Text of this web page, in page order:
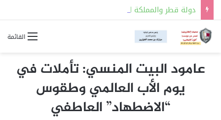
القائمة
عامود البيت المنسي: تأملات في
يوم الأب العالمي وطقوس
“الاضطهاد” العاطفي